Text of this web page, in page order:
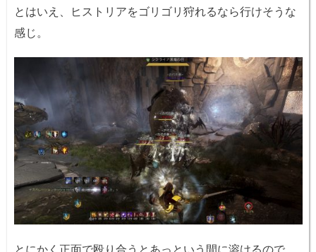
とはいえ、ヒストリアをゴリゴリ狩れるなら行けそうな
感じ。